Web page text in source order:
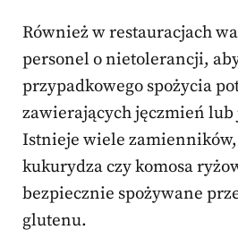
Również w restauracjach
personel o nietolerancji,
przypadkowego spożycia
zawierających jęczmień lub
Istnieje wiele
kukurydza czy komosa
bezpiecznie spożywane
glutenu.